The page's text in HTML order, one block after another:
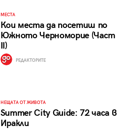
МЕСТА
Кои места да посетиш по
Южното Черноморие (Част
II)
РЕДАКТОРИТЕ
НЕЩАТА ОТ ЖИВОТА
Summer City Guide: 72 часа в
Иракли